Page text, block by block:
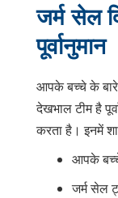
जर्म सेल
पूर्वानुमान
आपके बच्चे के
देखभाल टीम है
करता है। इनमें
आपके
जर्म सेल